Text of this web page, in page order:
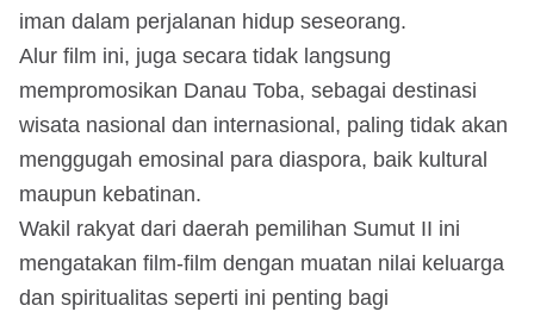
iman dalam perjalanan hidup seseorang.
Alur film ini, juga secara tidak langsung
mempromosikan Danau Toba, sebagai destinasi
wisata nasional dan internasional, paling tidak akan
menggugah emosinal para diaspora, baik kultural
maupun kebatinan.
Wakil rakyat dari daerah pemilihan Sumut II ini
mengatakan film-film dengan muatan nilai keluarga
dan spiritualitas seperti ini penting bagi